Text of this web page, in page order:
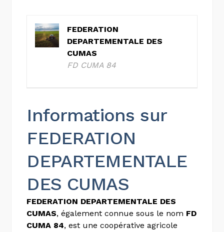
FEDERATION
DEPARTEMENTALE DES
CUMAS
FD CUMA 84
Informations sur
FEDERATION
DEPARTEMENTALE
DES CUMAS
FEDERATION DEPARTEMENTALE DES
CUMAS, également connue sous le nom FD
CUMA 84, est une coopérative agricole